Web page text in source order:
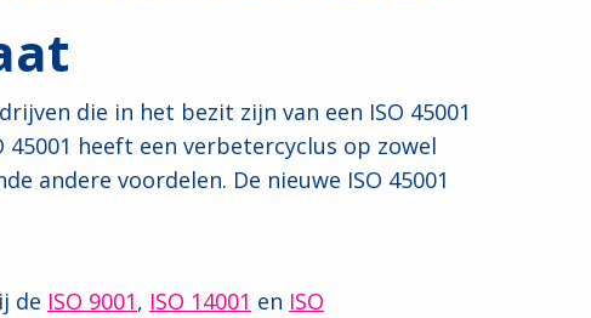
die in het bezit zijn van een ISO 45001
heeft een verbetercyclus op zowel
andere voordelen. De nieuwe ISO 45001
de ISO 9001, ISO 14001 en ISO